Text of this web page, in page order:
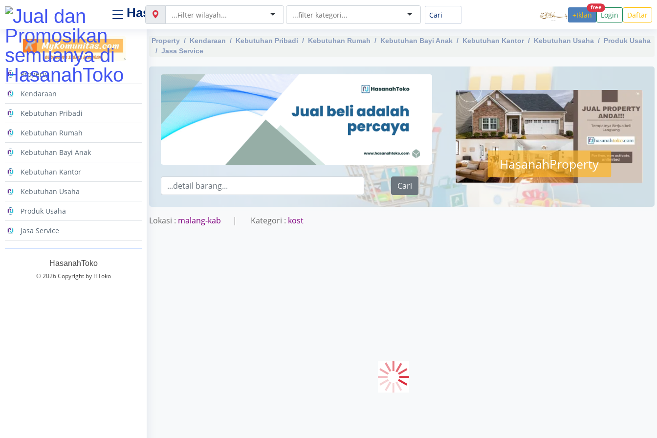
HasanahToko +Iklan
free
Login Daftar
Property Kendaraan Kebutuhan Pribadi Kebutuhan Rumah Kebutuhan Bayi Anak Kebutuhan Kantor Kebutuhan Usaha
Produk Usaha
Jasa Service
Cari
HasanahProperty
Lokasi : malang-kab | Kategori : kost
Property
Kendaraan
Kebutuhan Pribadi
Kebutuhan Rumah
Kebutuhan Bayi Anak
Kebutuhan Kantor
Kebutuhan Usaha
Produk Usaha
Jasa Service
HasanahToko
© 2026 Copyright by HToko